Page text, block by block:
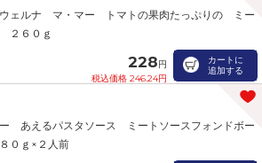
ウェルナ マ・マー トマトの果肉たっぷりの ミー
２６０ｇ
228円
税込価格 246.24円
カートに
追加する
あえるパスタソース ミートソースフォンドボー
０ｇ×２人前